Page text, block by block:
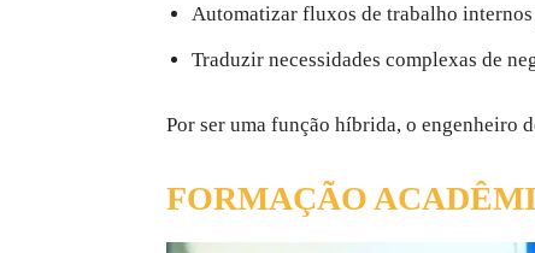
Automatizar fluxos de trabalho
Traduzir necessidades complexas de
Por ser uma função híbrida, o engenheiro
FORMAÇÃO